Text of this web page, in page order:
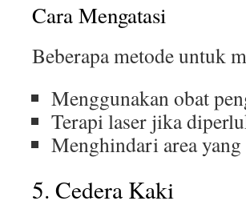
Cara Mengatasi
Beberapa metode untuk
Menggunakan obat
Terapi laser jika
Menghindari area
5. Cedera Kaki